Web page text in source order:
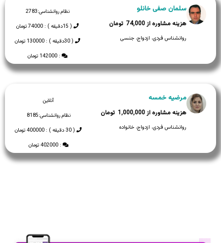
نظام روانشناسی:2783
( 15دقیقه ) : 74000 تومان
( 30دقیقه ) : 130000 تومان
: 142000 تومان
سلمان صفی خانلو
74,000
روانشناس فردی، ازدواج، جنسی
آنلاین
نظام روانشناسی:8185
( 30 دقیقه ) : 400000 تومان
: 402000 تومان
مرضیه خمسه
1,000,000
روانشناس فردی، ازدواج، خانواده